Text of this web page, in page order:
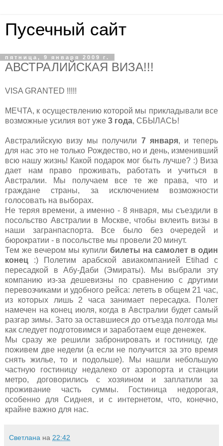
Пусечный сайт
пятница, 9 января 2009 г.
АВСТРАЛИЙСКАЯ ВИЗА!!!
VISA GRANTED !!!!!
МЕЧТА, к осуществлению которой мы прикладывали все
возможные усилия вот уже 3 года, СБЫЛАСЬ!
Австралийскую визу мы получили 7 января, и теперь
для нас это не только Рождество, но и день, изменивший
всю нашу жизнь! Какой подарок мог быть лучше? :) Виза
дает нам право проживать, работать и учиться в
Австралии. Мы получаем все те же права, что и
граждане страны, за исключением возможности
голосовать на выборах.
Не теряя времени, а именно - 8 января, мы съездили в
посольство Австралии в Москве, чтобы вклеить визы в
наши загранпаспорта. Все было без очередей и
бюрократии - в посольстве мы провели 20 минут.
Тем же вечером мы купили билеты на самолет в один
конец :) Полетим арабской авиакомпанией Etihad с
пересадкой в Абу-Даби (Эмираты). Мы выбрали эту
компанию из-за дешевизны по сравнению с другими
перевозчиками и удобного рейса: лететь в общем 21 час,
из которых лишь 2 часа занимает пересадка. Полет
намечен на конец июля, когда в Австралии будет самый
разгар зимы. Зато за оставшиеся до отъезда полгода мы
как следует подготовимся и заработаем еще денежек.
Мы сразу же решили забронировать и гостиницу, где
поживем две недели (а если не получится за это время
снять жилье, то и подольше). Мы нашли небольшую
частную гостиницу недалеко от аэропорта и станции
метро, договорились с хозяином и заплатили за
проживание часть суммы. Гостиница недорогая,
особенно для Сиднея, и с интернетом, что, конечно,
крайне важно для нас.
Светлана на 22:42